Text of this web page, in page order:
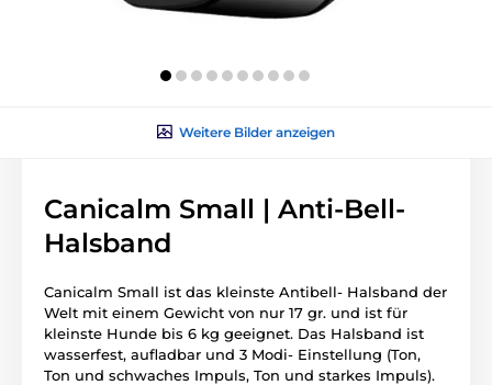
Weitere Bilder anzeigen
Canicalm Small | Anti-Bell-
Halsband
Canicalm Small ist das kleinste Antibell- Halsband der
Welt mit einem Gewicht von nur 17 gr. und ist für
kleinste Hunde bis 6 kg geeignet. Das Halsband ist
wasserfest, aufladbar und 3 Modi- Einstellung (Ton,
Ton und schwaches Impuls, Ton und starkes Impuls).